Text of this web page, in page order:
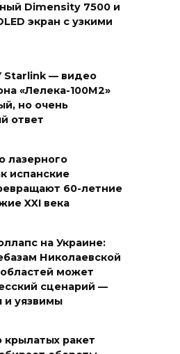
Dimensity 7500 и
экран с узкими
Starlink — видео
«Лелека-100М2»
но очень
ответ
лазерного
испанские
60-летние
XXI века
на Украине:
Николаевской
может
сценарий —
и уязвимы
крылатых ракет